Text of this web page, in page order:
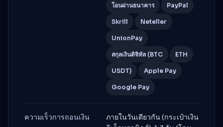
โอนผ่านธนาคาร PayPal
Skrill Neteller
UnionPay
สกุลเงินดิจิทัล (BTC ETH
USDT) Apple Pay
Google Pay
ความเร็วการถอนเงิน
ภายในวันเดียวกัน (กระเป๋าเงิน